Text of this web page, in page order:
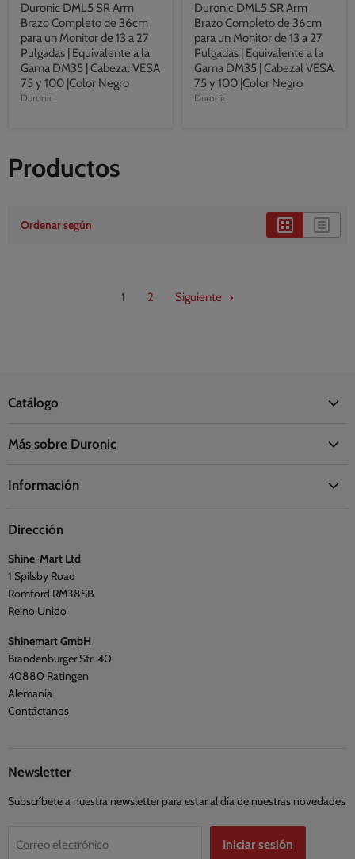
Duronic DML5 SR Arm
Brazo Completo de 36cm
para un Monitor de 13 a 27
Pulgadas | Equivalente a la
Gama DM35 | Cabezal VESA
75 y 100 |Color Negro
Duronic
Duronic DML5 SR Arm
Brazo Completo de 36cm
para un Monitor de 13 a 27
Pulgadas | Equivalente a la
Gama DM35 | Cabezal VESA
75 y 100 |Color Negro
Duronic
Productos
Ordenar según
1 2 Siguiente
Catálogo
Cocina
Viajes y exterior
Más sobre Duronic
Opiniones
Información
Preguntas frecuentes
Política de privacidad
Términos y condiciones
Dirección
Shine-Mart Ltd
1 Spilsby Road
Romford RM38SB
Reino Unido
Shinemart GmbH
Brandenburger Str. 40
40880 Ratingen
Alemania
Contáctanos
Newsletter
Subscríbete a nuestra newsletter para estar al día de nuestras novedades
Correo electrónico Iniciar sesión